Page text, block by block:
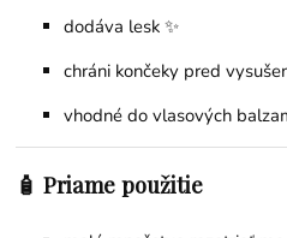
dodáva lesk ✨
chráni končeky pred
vhodné do vlasových
🧴 Priame použitie